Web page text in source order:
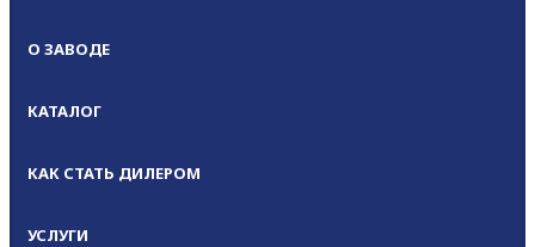
О ЗАВОДЕ
КАТАЛОГ
КАК СТАТЬ ДИЛЕРОМ
УСЛУГИ